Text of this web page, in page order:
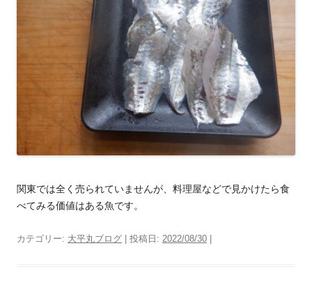
関東では全く売られていませんが、料理屋などで見かけたら食
べてみる価値はある魚です。
カテゴリー: 大平丸ブログ | 投稿日: 2022/08/30